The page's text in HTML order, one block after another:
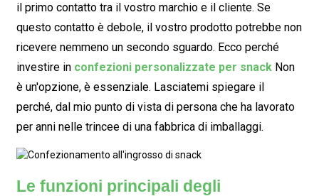
il primo contatto tra il vostro marchio e il cliente. Se
questo contatto è debole, il vostro prodotto potrebbe non
ricevere nemmeno un secondo sguardo. Ecco perché
investire in confezioni personalizzate per snackNon
è un'opzione, è essenziale. Lasciatemi spiegare il
perché, dal mio punto di vista di persona che ha lavorato
per anni nelle trincee di una fabbrica di imballaggi.
Le funzioni principali degli